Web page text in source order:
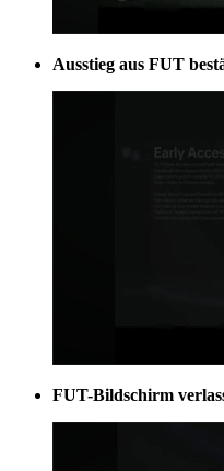
Ausstieg aus FUT
FUT-Bildschirm